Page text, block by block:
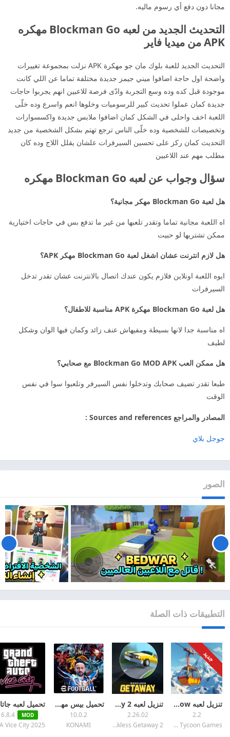
مجانا دون دفع أي رسوم ماليه.
التحديث الجديد من لعبه Blockman Go مهكره
APK من ميديا فاير
التحديث الجديد للعبة بلوك مان جو مهكرة APK نزلت بمجموعة تغييرات
واضحة اول حاجة اضافوا ميني جيمز جديدة مختلفة تماما عن اللي كانت
موجودة قبل كده وده وسع التجربة وادّى فرصة للاعبين انهم يجربوا حاجات
جديدة كمان عملوا تحديث كبير للرسوميات وخلوها انعم واسرع وده خلّى
اللعبة اخف واحلى في الشكل كمان اضافوا ملابس جديدة واكسسوارات
وتخصيصات للشخصية وده خلّى الناس ترجع تهتم بشكل الشخصية من جديد
التحديث كمان ركز على تحسين السيرفرات علشان يقلل اللاج وده كان
مطلب مهم عند اللاعبين
سؤال وجواب عن لعبه Blockman Go مهكره
هل لعبة Blockman Go مهكر مجانية؟
اه اللعبة مجانية تماما وتقدر تلعبها من غير ما تدفع بس في حاجات اختيارية
ممكن تشتريها لو حبيت
هل لازم انترنت عشان اشغل لعبة Blockman Go مهكر APK؟
ايوه اللعبة اونلاين فلازم يكون عندك اتصال بالانترنت عشان تقدر تدخل
السيرفرات
هل لعبة Blockman Go مهكرة APK مناسبة للاطفال؟
اه مناسبة جدا لانها بسيطة ومفيهاش عنف زائد وكمان فيها الوان وشكل
لطيف
هل ممكن العب Blockman Go MOD APK مع صحابي؟
طبعا تقدر تضيف صحابك وتدخلوا نفس السيرفر وتلعبوا سوا في نفس
الوقت
المصادر والمراجع Sources and references :
جوجل بلاي
الصور
التطبيقات ذات الصلة
جديد
تنزيل لعبه Ski Resort: Idle Tycoon & Snow مهكرة 2026 اخر اصدار APK للاندرويد
2.2
GGDS - Idle Tycoon Games
تنزيل لعبه Reckless Getaway 2 مهكره 2026 اخر اصدار APK للاندرويد
2.26.02
Reckless Getaway 2
تحميل بيس مهكرة 2026 eFootball PES اخر اصدار APK + MOD للاندرويد
10.0.2
KONAMI
MOD
6.8.4